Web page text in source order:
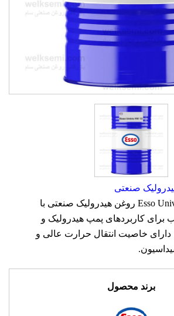
صنعتی
روغن اسو Esso Univis HVI 13 روغن هیدرولیک صنعتی با
برای کاربردهای پمپ هیدرولیک و
خاصیت انتقال حرارت عالی و
برند محصول